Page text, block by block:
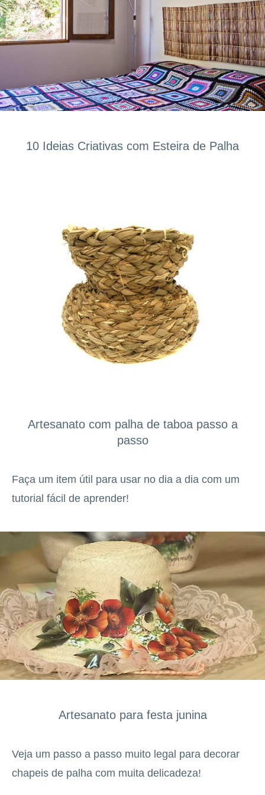
10 Ideias Criativas com Esteira de Palha
Artesanato com palha de taboa passo a
passo
Faça um item útil para usar no dia a dia com um
tutorial fácil de aprender!
Artesanato para festa junina
Veja um passo a passo muito legal para decorar
chapeis de palha com muita delicadeza!